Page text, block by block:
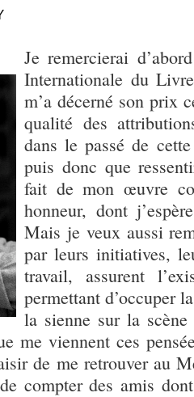
Je remercierai
Internationale du
m’a décerné son prix
qualité des
dans le passé de
puis donc que
fait de mon œuvre
honneur, dont
Mais je veux aussi
par leurs initiatives,
travail, assurent
permettant d’occuper
la sienne sur la scène
me viennent ces
de me retrouver au
compter des amis